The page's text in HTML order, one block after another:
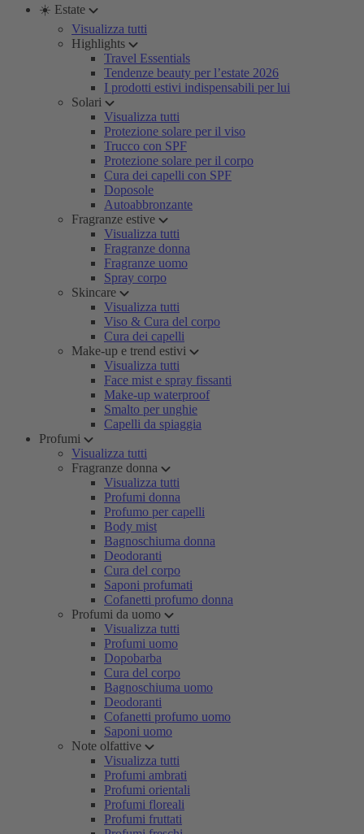
☀️ Estate
Visualizza tutti
Highlights
Travel Essentials
Tendenze beauty per l’estate 2026
I prodotti estivi indispensabili per lui
Solari
Visualizza tutti
Protezione solare per il viso
Trucco con SPF
Protezione solare per il corpo
Cura dei capelli con SPF
Doposole
Autoabbronzante
Fragranze estive
Visualizza tutti
Fragranze donna
Fragranze uomo
Spray corpo
Skincare
Visualizza tutti
Viso & Cura del corpo
Cura dei capelli
Make-up e trend estivi
Visualizza tutti
Face mist e spray fissanti
Make-up waterproof
Smalto per unghie
Capelli da spiaggia
Profumi
Visualizza tutti
Fragranze donna
Visualizza tutti
Profumi donna
Profumo per capelli
Body mist
Bagnoschiuma donna
Deodoranti
Cura del corpo
Saponi profumati
Cofanetti profumo donna
Profumi da uomo
Visualizza tutti
Profumi uomo
Dopobarba
Cura del corpo
Bagnoschiuma uomo
Deodoranti
Cofanetti profumo uomo
Saponi uomo
Note olfattive
Visualizza tutti
Profumi ambrati
Profumi orientali
Profumi floreali
Profumi fruttati